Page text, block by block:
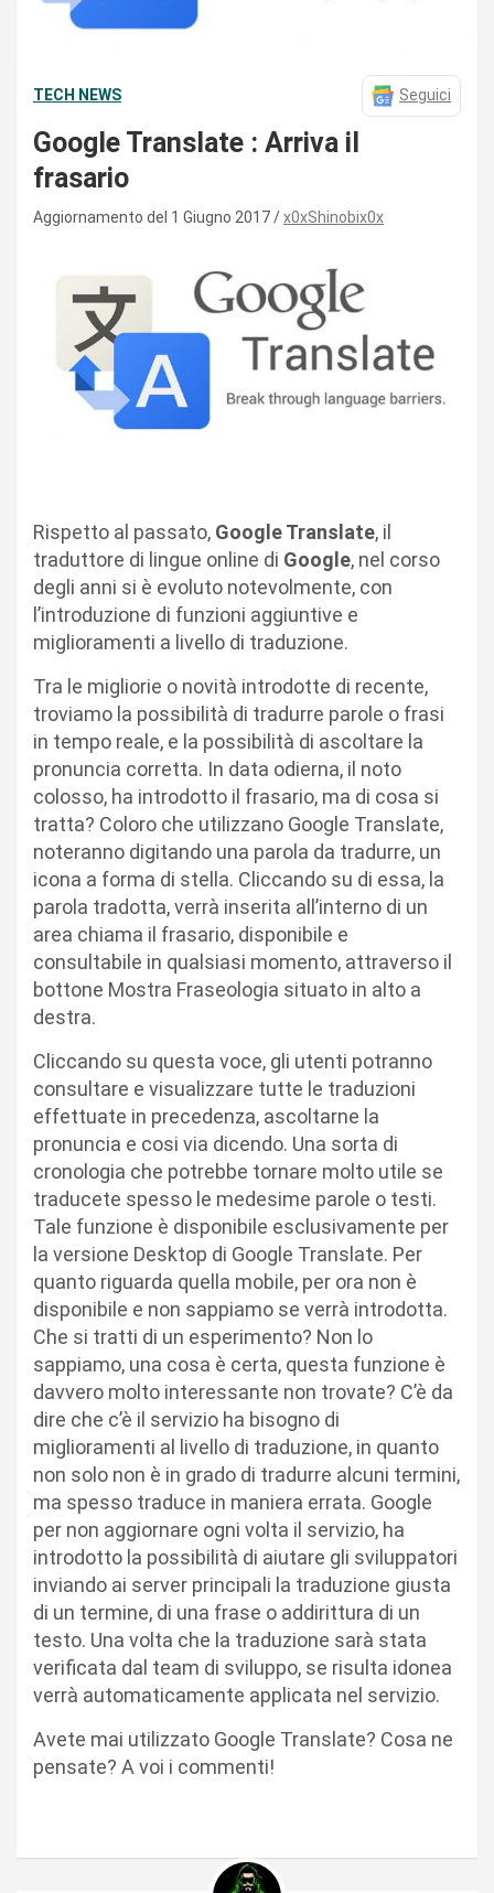
TECH NEWS Seguici
Google Translate : Arriva il
frasario
Aggiornamento del 1 Giugno 2017 x0xShinobix0x
Rispetto al passato, Google Translate, il
traduttore di lingue online di Google, nel corso
degli anni si è evoluto notevolmente, con
l’introduzione di funzioni aggiuntive e
miglioramenti a livello di traduzione.
Tra le migliorie o novità introdotte di recente,
troviamo la possibilità di tradurre parole o frasi
in tempo reale, e la possibilità di ascoltare la
pronuncia corretta. In data odierna, il noto
colosso, ha introdotto il frasario, ma di cosa si
tratta? Coloro che utilizzano Google Translate,
noteranno digitando una parola da tradurre, un
icona a forma di stella. Cliccando su di essa, la
parola tradotta, verrà inserita all’interno di un
area chiama il frasario, disponibile e
consultabile in qualsiasi momento, attraverso il
bottone Mostra Fraseologia situato in alto a
destra.
Cliccando su questa voce, gli utenti potranno
consultare e visualizzare tutte le traduzioni
effettuate in precedenza, ascoltarne la
pronuncia e cosi via dicendo. Una sorta di
cronologia che potrebbe tornare molto utile se
traducete spesso le medesime parole o testi.
Tale funzione è disponibile esclusivamente per
la versione Desktop di Google Translate. Per
quanto riguarda quella mobile, per ora non è
disponibile e non sappiamo se verrà introdotta.
Che si tratti di un esperimento? Non lo
sappiamo, una cosa è certa, questa funzione è
davvero molto interessante non trovate? C’è da
dire che c’è il servizio ha bisogno di
miglioramenti al livello di traduzione, in quanto
non solo non è in grado di tradurre alcuni termini,
ma spesso traduce in maniera errata. Google
per non aggiornare ogni volta il servizio, ha
introdotto la possibilità di aiutare gli sviluppatori
inviando ai server principali la traduzione giusta
di un termine, di una frase o addirittura di un
testo. Una volta che la traduzione sarà stata
verificata dal team di sviluppo, se risulta idonea
verrà automaticamente applicata nel servizio.
Avete mai utilizzato Google Translate? Cosa ne
pensate? A voi i commenti!